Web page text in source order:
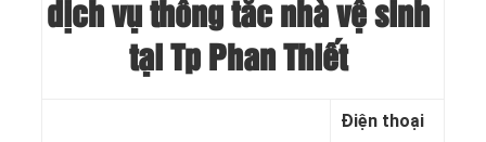
dịch vụ thông tắc nhà vệ sinh
tại Tp Phan Thiết
Điện thoại